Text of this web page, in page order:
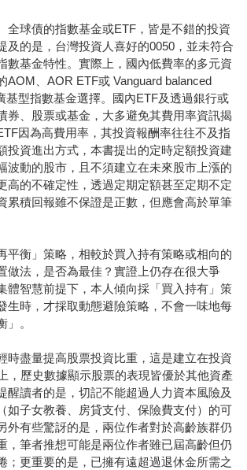
全球債的指數基金或ETF，皆是不錯的投資
及的是，台灣投資人喜好的0050，並未符合
數基金特性。實際上，國內低費率的多元資
AOM、AOR ETF或 Vanguard balanced
基型指數基金選擇。國內ETF及透過銀行或
券、股票或基金，大多避免其費用率資訊揭
因為高費用率，其投資報酬率往往不及指
投資進出方式，本書提出的定時定額投資建
波動的股市，且不須建立在未來股市上漲的
高的不確定性，透過定期定額甚至定期不定
累積回報雖不保證是正數，但應會高於單筆
平衡」策略，相較於買入持有策略或相向的
做法，是否為最佳？實證上仍存在很大爭
體智慧前提下，本人傾向採「買入持有」策
生時，才採取動態避險策略，不會一味地每
。
時盡量提高股票投資比重，這是建立在投資
，歷史數據顯示股票的表現皆優於其他資產
醒讀者的是，切記不能超過人力資本風險及
如子女教養、房貸支付、保險費支付）的可
外有些驚訝的是，兩位作者對於高齡族群仍
，筆者推想可能是兩位作者雖已屆高齡但仍
；更重要的是，已擁有遠超過退休金所需之